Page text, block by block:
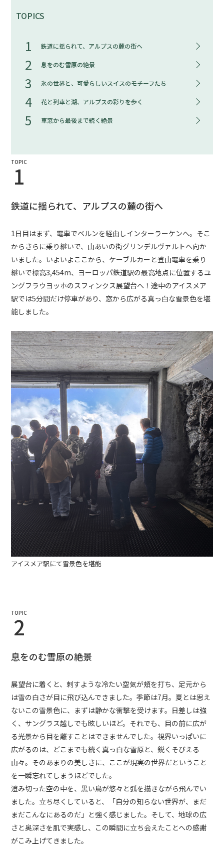
TOPICS
1 鉄道に揺られて、アルプスの麓の街へ
2 息をのむ雪原の絶景
3 氷の世界と、可愛らしいスイスのモチーフたち
4 花と列車と湖、アルプスの彩りを歩く
5 車窓から最後まで続く絶景
TOPIC
1
鉄道に揺られて、アルプスの麓の街へ
1日目はまず、電車でベルンを経由しインターラーケンへ。そこ
からさらに乗り継いで、山あいの街グリンデルヴァルトへ向か
いました。いよいよここから、ケーブルカーと登山電車を乗り
継いで標高3,454m、ヨーロッパ鉄道駅の最高地点に位置するユ
ングフラウヨッホのスフィンクス展望台へ！途中のアイスメア
駅では5分間だけ停車があり、窓から広がる真っ白な雪景色を堪
能しました。
アイスメア駅にて雪景色を堪能
TOPIC
2
息をのむ雪原の絶景
展望台に着くと、刺すような冷たい空気が頬を打ち、足元から
は雪の白さが目に飛び込んできました。季節は7月。夏とは思え
ないこの雪景色に、まずは静かな衝撃を受けます。日差しは強
く、サングラス越しでも眩しいほど。それでも、目の前に広が
る光景から目を離すことはできませんでした。視界いっぱいに
広がるのは、どこまでも続く真っ白な雪原と、鋭くそびえる
山々。そのあまりの美しさに、ここが現実の世界だということ
を一瞬忘れてしまうほどでした。
澄み切った空の中を、黒い鳥が悠々と弧を描きながら飛んでい
ました。立ち尽くしていると、「自分の知らない世界が、まだ
まだこんなにあるのだ」と強く感じました。そして、地球の広
さと奥深さを肌で実感し、この瞬間に立ち会えたことへの感謝
がこみ上げてきました。